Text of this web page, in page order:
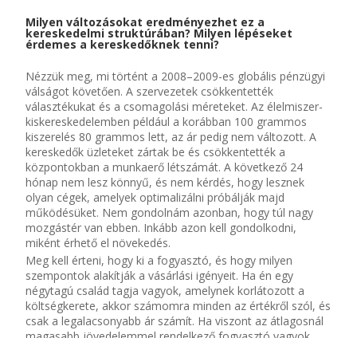
Milyen változásokat eredményezhet ez a
kereskedelmi struktúrában? Milyen lépéseket
érdemes a kereskedőknek tenni?
Nézzük meg, mi történt a 2008–2009-es globális pénzügyi
válságot követően. A szervezetek csökkentették
választékukat és a csomagolási méreteket. Az élelmiszer-
kiskereskedelemben például a korábban 100 grammos
kiszerelés 80 grammos lett, az ár pedig nem változott. A
kereskedők üzleteket zártak be és csökkentették a
központokban a munkaerő létszámát. A következő 24
hónap nem lesz könnyű, és nem kérdés, hogy lesznek
olyan cégek, amelyek optimalizálni próbálják majd
működésüket. Nem gondolnám azonban, hogy túl nagy
mozgástér van ebben. Inkább azon kell gondolkodni,
miként érhető el növekedés.
Meg kell érteni, hogy ki a fogyasztó, és hogy milyen
szempontok alakítják a vásárlási igényeit. Ha én egy
négytagú család tagja vagyok, amelynek korlátozott a
költségkerete, akkor számomra minden az értékről szól, és
csak a legalacsonyabb ár számít. Ha viszont az átlagosnál